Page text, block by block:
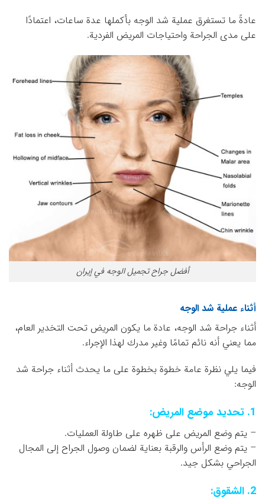
عادةً ما تستغرق عملية شد الوجه بأكملها عدة ساعات، اعتمادًا
على مدى الجراحة واحتياجات المريض الفردية.
أفضل جراح تجميل الوجه في إيران
أثناء عملية شد الوجه
أثناء جراحة شد الوجه، عادة ما يكون المريض تحت التخدير العام،
مما يعني أنه نائم تمامًا وغير مدرك لهذا الإجراء.
فيما يلي نظرة عامة خطوة بخطوة على ما يحدث أثناء جراحة شد
الوجه:
1. تحديد موضع المريض:
– يتم وضع المريض على ظهره على طاولة العمليات.
– يتم وضع الرأس والرقبة بعناية لضمان وصول الجراح إلى المجال
الجراحي بشكل جيد.
2. الشقوق: